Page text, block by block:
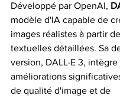
Développé par OpenAI,
modèle d'IA capable de
images réalistes à partir
textuelles détaillées. Sa
version, DALL·E 3, intègre
améliorations
de qualité d'image et de